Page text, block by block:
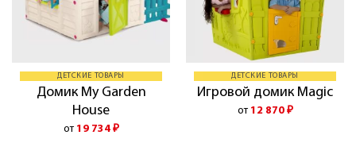
ДЕТСКИЕ ТОВАРЫ
Домик My Garden
House
от 19 734 ₽
ДЕТСКИЕ ТОВАРЫ
Игровой домик Magic
от 12 870 ₽